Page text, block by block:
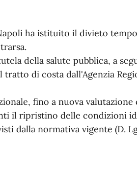
ha istituito il divieto
della salute pubblica, a
di costa dall'Agenzia
fino a nuova valutazione
il ripristino delle condizioni
dalla normativa vigente (D.